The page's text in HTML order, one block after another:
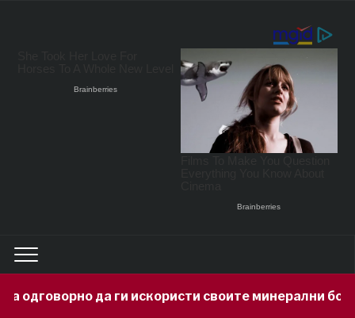
искористи своите минерални богатства 1 day